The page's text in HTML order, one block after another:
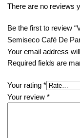
There are no reviews
Be the first to review
Semiseco Café De
Your email address
Required fields are
Your rating *
Your review *